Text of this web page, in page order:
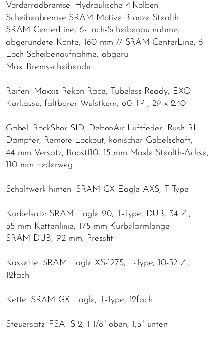
Vorderradbremse: Hydraulische 4-Kolben-
Scheibenbremse SRAM Motive Bronze Stealth
SRAM CenterLine, 6-Loch-Scheibenaufnahme,
abgerundete Kante, 160 mm // SRAM CenterLine, 6-
Loch-Scheibenaufnahme, abgeru
Max. Bremsscheibendu
Reifen: Maxxis Rekon Race, Tubeless-Ready, EXO-
Karkasse, faltbarer Wulstkern, 60 TPI, 29 x 2.40
Gabel: RockShox SID, DebonAir-Luftfeder, Rush RL-
Dämpfer, Remote-Lockout, konischer Gabelschaft,
44 mm Versatz, Boost110, 15 mm Maxle Stealth-Achse,
110 mm Federweg
Schaltwerk hinten: SRAM GX Eagle AXS, T-Type
Kurbelsatz: SRAM Eagle 90, T-Type, DUB, 34 Z.,
55 mm Kettenlinie, 175 mm Kurbelarmlänge
SRAM DUB, 92 mm, Pressfit
Kassette: SRAM Eagle XS-1275, T-Type, 10-52 Z.,
12fach
Kette: SRAM GX Eagle, T-Type, 12fach
Steuersatz: FSA IS-2, 1 1/8" oben, 1,5" unten